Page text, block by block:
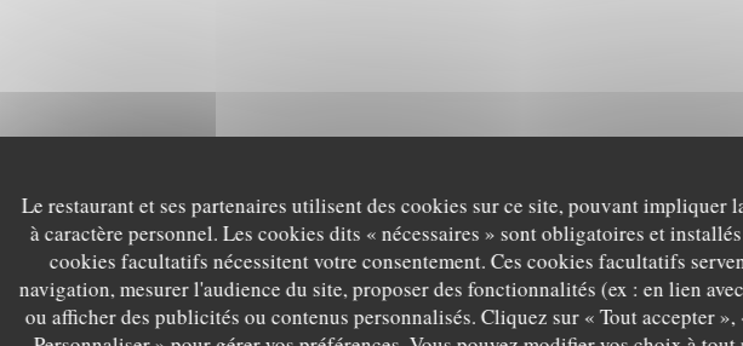
Le restaurant et ses partenaires utilisent des cookies sur ce site, pouvant impliquer
à caractère personnel. Les cookies dits « nécessaires » sont obligatoires et
cookies facultatifs nécessitent votre consentement. Ces cookies facultatifs
navigation, mesurer l'audience du site, proposer des fonctionnalités (ex : en lien
ou afficher des publicités ou contenus personnalisés. Cliquez sur « Tout accepter